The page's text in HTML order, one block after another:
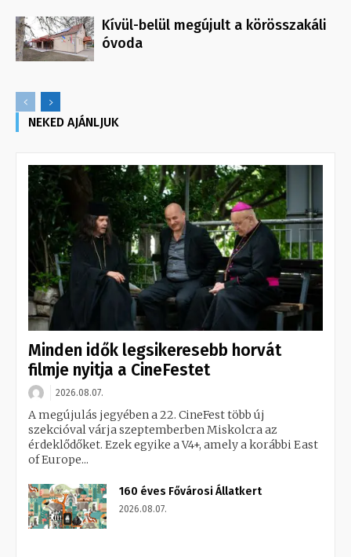
Kívül-belül megújult a körösszakáli
óvoda
NEKED AJÁNLJUK
Minden idők legsikeresebb horvát
filmje nyitja a CineFestet
2026.08.07.
A megújulás jegyében a 22. CineFest több új
szekcióval várja szeptemberben Miskolcra az
érdeklődőket. Ezek egyike a V4+, amely a korábbi East
of Europe...
160 éves Fővárosi Állatkert
2026.08.07.